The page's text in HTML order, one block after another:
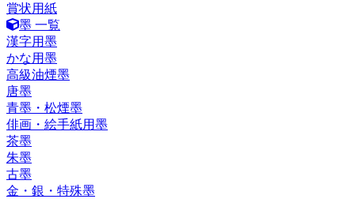
賞状用紙
墨 一覧
漢字用墨
かな用墨
高級油煙墨
唐墨
青墨・松煙墨
俳画・絵手紙用墨
茶墨
朱墨
古墨
金・銀・特殊墨